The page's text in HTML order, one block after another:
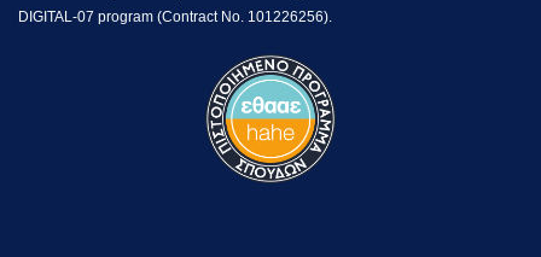
DIGITAL-07 program (Contract No. 101226256).